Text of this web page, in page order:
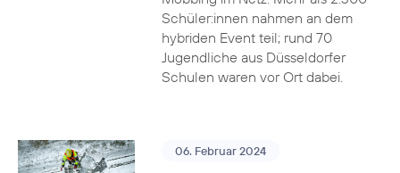
Schüler:innen nahmen an dem
hybriden Event teil; rund 70
Jugendliche aus Düsseldorfer
Schulen waren vor Ort dabei.
06. Februar 2024